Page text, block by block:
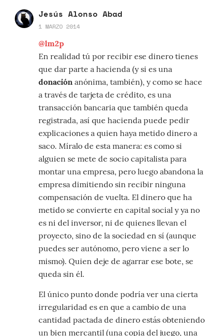
Jesús Alonso Abad
1 MARZO 2014
@lm2p
En realidad tú por recibir ese dinero tienes
que dar parte a hacienda (y si es una
donación anónima, también), y como se hace
a través de tarjeta de crédito, es una
transacción bancaria que también queda
registrada, así que hacienda puede pedir
explicaciones a quien haya metido dinero a
saco. Míralo de esta manera: es como si
alguien se mete de socio capitalista para
montar una empresa, pero luego abandona la
empresa dimitiendo sin recibir ninguna
compensación de vuelta. El dinero que ha
metido se convierte en capital social y ya no
es ni del inversor, ni de quienes llevan el
proyecto, sino de la sociedad en sí (aunque
puedes ser autónomo, pero viene a ser lo
mismo). Quien deje de agarrar ese bote, se
queda sin él.
El único punto donde podría ver una cierta
irregularidad es en que a cambio de una
cantidad pactada de dinero estás obteniendo
un bien mercantil (una copia del juego, una